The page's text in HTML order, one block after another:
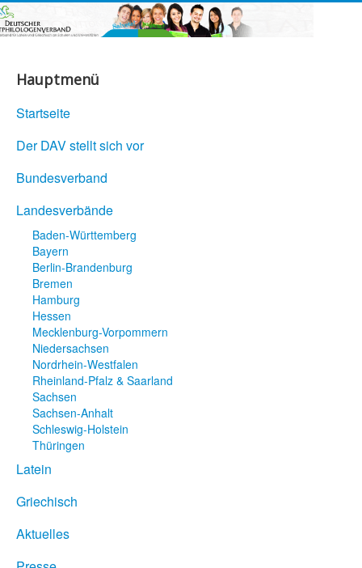
Hauptmenü
Startseite
Der DAV stellt sich vor
Bundesverband
Landesverbände
Baden-Württemberg
Bayern
Berlin-Brandenburg
Bremen
Hamburg
Hessen
Mecklenburg-Vorpommern
Niedersachsen
Nordrhein-Westfalen
Rheinland-Pfalz & Saarland
Sachsen
Sachsen-Anhalt
Schleswig-Holstein
Thüringen
Latein
Griechisch
Aktuelles